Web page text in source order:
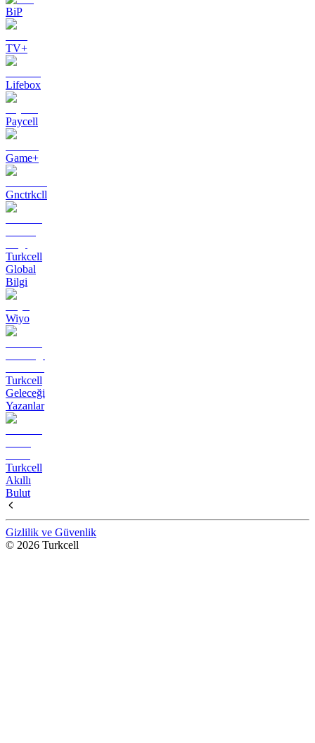
BiP
TV+
Lifebox
Paycell
Game+
Gnctrkcll
Turkcell
Global
Bilgi
Wiyo
Turkcell
Geleceği
Yazanlar
Turkcell
Akıllı
Bulut
Gizlilik ve Güvenlik
© 2026 Turkcell